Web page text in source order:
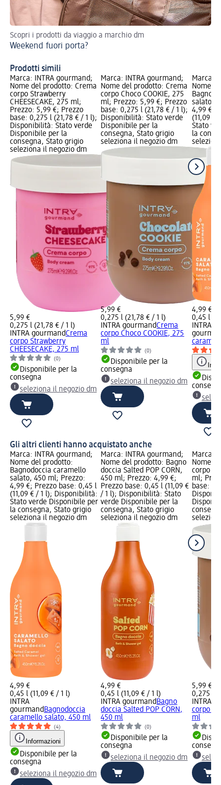
Scopri i prodotti da viaggio a marchio dm
Weekend fuori porta?
Prodotti simili
Marca: INTRA gourmand;
Nome del prodotto: Crema
corpo Strawberry
CHEESECAKE, 275 ml;
Prezzo: 5,99 €; Prezzo
base: 0,275 l (21,78 € / 1 l);
Disponibilità: Stato verde
Disponibile per la
consegna, Stato grigio
seleziona il negozio dm
5,99 €
0,275 l (21,78 € / 1 l)
INTRA gourmandCrema
corpo Strawberry
CHEESECAKE, 275 ml
(0)
Disponibile per la
consegna
seleziona il negozio dm
Marca: INTRA gourmand;
Nome del prodotto: Crema
corpo Choco COOKIE, 275
ml; Prezzo: 5,99 €; Prezzo
base: 0,275 l (21,78 € / 1 l);
Disponibilità: Stato verde
Disponibile per la
consegna, Stato grigio
seleziona il negozio dm
5,99 €
0,275 l (21,78 € / 1 l)
INTRA gourmandCrema
corpo Choco COOKIE, 275
ml
(0)
Disponibile per la
consegna
seleziona il negozio dm
Marca:
Nome
salato,
4,99 €;
(11,09 €
Stato
la
4,99 €
0,45 l
INTRA
Gli altri clienti hanno acquistato anche
Marca: INTRA gourmand;
Nome del prodotto:
Bagnodoccia caramello
salato, 450 ml; Prezzo:
4,99 €; Prezzo base: 0,45 l
(11,09 € / 1 l); Disponibilità:
Stato verde Disponibile per
la consegna, Stato grigio
seleziona il negozio dm
4,99 €
0,45 l (11,09 € / 1 l)
INTRA
gourmandBagnodoccia
caramello salato, 450 ml
(4)
Informazioni
Disponibile per la
consegna
seleziona il negozio dm
Marca: INTRA gourmand;
Nome del prodotto: Bagno
doccia Salted POP CORN,
450 ml; Prezzo: 4,99 €;
Prezzo base: 0,45 l (11,09 €
/ 1 l); Disponibilità: Stato
verde Disponibile per la
consegna, Stato grigio
seleziona il negozio dm
4,99 €
0,45 l (11,09 € / 1 l)
INTRA gourmandBagno
doccia Salted POP CORN,
450 ml
(0)
Disponibile per la
consegna
seleziona il negozio dm
Marca:
Nome
corpo
ml;
base:
5,99 €
0,275 l
INTRA
corpo
ml